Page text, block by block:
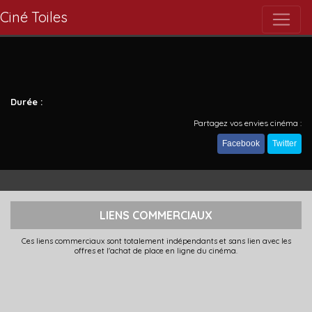
Ciné Toiles
Durée :
Partagez vos envies cinéma :
Facebook Twitter
LIENS COMMERCIAUX
Ces liens commerciaux sont totalement indépendants et sans lien avec les
offres et l'achat de place en ligne du cinéma.